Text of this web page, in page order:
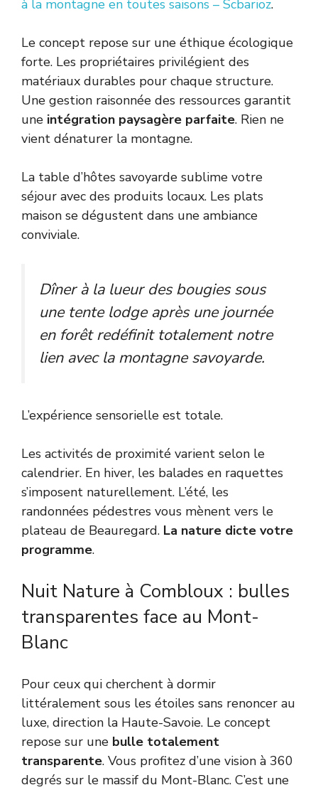
à la montagne en toutes saisons – Scbarioz.
Le concept repose sur une éthique écologique
forte. Les propriétaires privilégient des
matériaux durables pour chaque structure.
Une gestion raisonnée des ressources garantit
une intégration paysagère parfaite. Rien ne
vient dénaturer la montagne.
La table d’hôtes savoyarde sublime votre
séjour avec des produits locaux. Les plats
maison se dégustent dans une ambiance
conviviale.
Dîner à la lueur des bougies sous
une tente lodge après une journée
en forêt redéfinit totalement notre
lien avec la montagne savoyarde.
L’expérience sensorielle est totale.
Les activités de proximité varient selon le
calendrier. En hiver, les balades en raquettes
s’imposent naturellement. L’été, les
randonnées pédestres vous mènent vers le
plateau de Beauregard. La nature dicte votre
programme.
Nuit Nature à Combloux : bulles
transparentes face au Mont-
Blanc
Pour ceux qui cherchent à dormir
littéralement sous les étoiles sans renoncer au
luxe, direction la Haute-Savoie. Le concept
repose sur une bulle totalement
transparente. Vous profitez d’une vision à 360
degrés sur le massif du Mont-Blanc. C’est une